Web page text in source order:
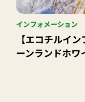
インフォメーション
【エコチルイ
ーンランドホワ